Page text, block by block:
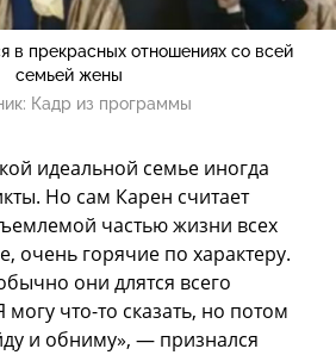
в прекрасных отношениях со всей
семьей жены
Кадр из программы
идеальной семье иногда
Но сам Карен считает
частью жизни всех
очень горячие по характеру.
они длятся всего
могу что-то сказать, но потом
и обниму», — признался